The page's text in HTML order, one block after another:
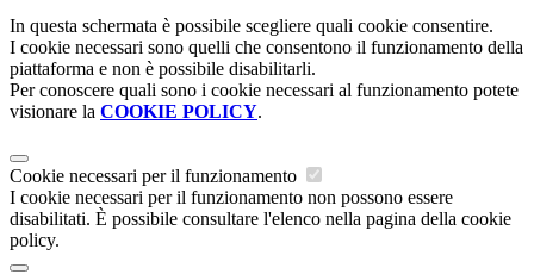
In questa schermata è possibile scegliere quali cookie consentire.
I cookie necessari sono quelli che consentono il funzionamento della
piattaforma e non è possibile disabilitarli.
Per conoscere quali sono i cookie necessari al funzionamento potete
visionare la COOKIE POLICY.
Cookie necessari per il funzionamento
I cookie necessari per il funzionamento non possono essere
disabilitati. È possibile consultare l'elenco nella pagina della cookie
policy.